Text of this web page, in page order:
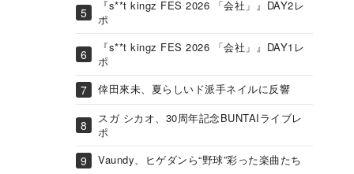
『s**t kingz FES 2026 「会社」』DAY2レ
ポ
『s**t kingz FES 2026 「会社」』DAY1レ
ポ
倖田來未、夏らしいド派手ネイルに反響
スガ シカオ、30周年記念BUNTAIライブレ
ポ
Vaundy、ヒゲダンら“野球”彩った楽曲たち